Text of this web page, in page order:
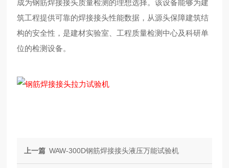
成为钢筋焊接接头质量检测的理想选择。该设备能够为建
筑工程提供可靠的焊接接头性能数据，从源头保障建筑结
构的安全性，是建材实验室、工程质量检测中心及科研单
位的检测设备。
上一篇 WAW-300D钢筋焊接接头液压万能试验机